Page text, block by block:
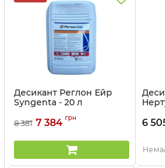
Десикант Реглон Ейр
Syngenta - 20 л
8 381 7 384 грн 6